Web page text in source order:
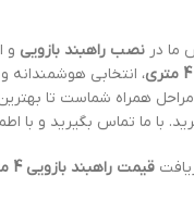
درنصب راهبند بازویی و
، انتخابی هوشمندانه
همراه شماست تا
با ما تماس بگیرید و با
قیمت راهبند بازویی 4 متری با دژآک